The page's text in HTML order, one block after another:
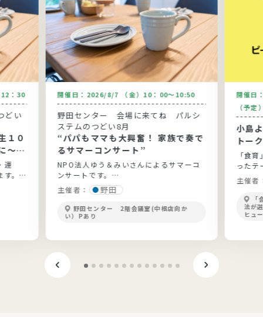
：30
どい
１０
～健
践
運
す。
開催日： 2026/8/7 （金）10：00～10:50
野田センター 会場に来てね パルシ
ステムのつどい8月
“パパもママも大興奮！ 家族で奏で
るサマーコンサート”
NPO法人ゆう＆みいさんによるサマーコ
ンサートです。
主催者：
野田
野田センター 2階会議室(中根店向か
い）Pあり
開催日
（予定
小島
トー
「食
ったテ
開！
主催者
法が
ヒュ